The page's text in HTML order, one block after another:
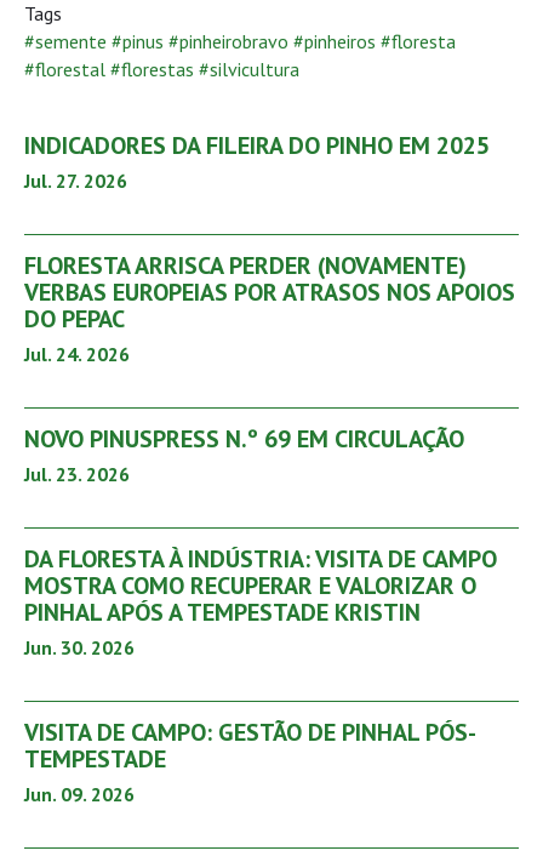
Tags
#semente #pinus #pinheirobravo #pinheiros #floresta
#florestal #florestas #silvicultura
INDICADORES DA FILEIRA DO PINHO EM 2025
Jul. 27. 2026
FLORESTA ARRISCA PERDER (NOVAMENTE)
VERBAS EUROPEIAS POR ATRASOS NOS APOIOS
DO PEPAC
Jul. 24. 2026
NOVO PINUSPRESS N.º 69 EM CIRCULAÇÃO
Jul. 23. 2026
DA FLORESTA À INDÚSTRIA: VISITA DE CAMPO
MOSTRA COMO RECUPERAR E VALORIZAR O
PINHAL APÓS A TEMPESTADE KRISTIN
Jun. 30. 2026
VISITA DE CAMPO: GESTÃO DE PINHAL PÓS-
TEMPESTADE
Jun. 09. 2026